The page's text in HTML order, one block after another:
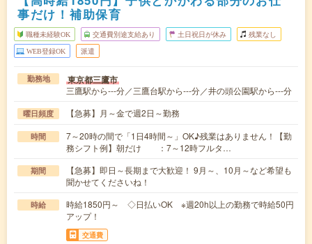
事だけ！補助保育
職種未経験OK 交通費別途支給あり 土日祝日が休み 残業なし
WEB登録OK 派遣
勤務地 東京都三鷹市
三鷹駅から---分／三鷹台駅から---分／井の頭公園駅から---分
曜日頻度 【急募】月～金で週2日～勤務
時間
7～20時の間で「1日4時間～」OK♪残業はありません！【勤
務シフト例】朝だけ ：7～12時フルタ…
期間
【急募】即日～長期まで大歓迎！ 9月～、10月～など希望も
聞かせてくださいね！
時給
時給1850円～ ◇日払いOK ※週20h以上の勤務で時給50円
アップ！
交通費